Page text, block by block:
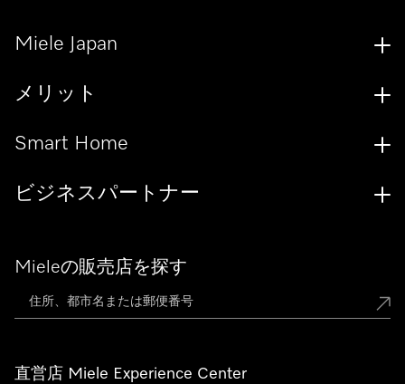
Mieleの販売店を探す
直営店 Miele Experience Center
Miele Japan
メリット
Smart Home
ビジネスパートナー